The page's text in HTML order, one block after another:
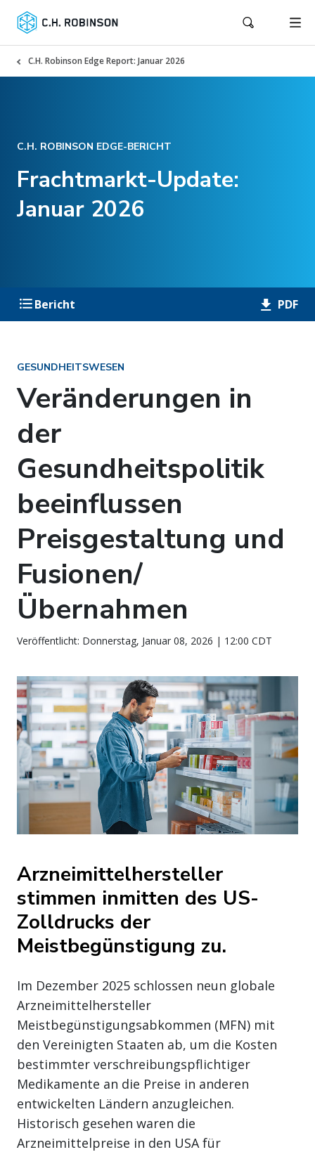
C.H. Robinson Edge Report: Januar 2026
C.H. ROBINSON EDGE-BERICHT
Frachtmarkt-Update:
Januar 2026
Bericht PDF
GESUNDHEITSWESEN
Veränderungen in
der
Gesundheitspolitik
beeinflussen
Preisgestaltung und
Fusionen/
Übernahmen
Veröffentlicht: Donnerstag, Januar 08, 2026 | 12:00 CDT
Arzneimittelhersteller
stimmen inmitten des US-
Zolldrucks der
Meistbegünstigung zu.
Im Dezember 2025 schlossen neun globale
Arzneimittelhersteller
Meistbegünstigungsabkommen (MFN) mit
den Vereinigten Staaten ab, um die Kosten
bestimmter verschreibungspflichtiger
Medikamente an die Preise in anderen
entwickelten Ländern anzugleichen.
Historisch gesehen waren die
Arzneimittelpreise in den USA für